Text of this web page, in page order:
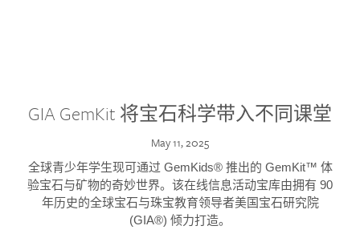
GIA GemKit 将宝石科学带入不同课堂
May 11, 2025
全球青少年学生现可通过 GemKids® 推出的 GemKit™ 体
验宝石与矿物的奇妙世界。该在线信息活动宝库由拥有 90
年历史的全球宝石与珠宝教育领导者美国宝石研究院
(GIA®) 倾力打造。